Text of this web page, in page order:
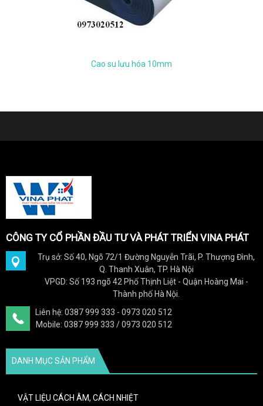
Cao su lưu hóa 10mm
CÔNG TY CỔ PHẦN ĐẦU TƯ VÀ PHÁT TRIỂN VINA PHÁT
Trụ sở: Số 40, Ngõ 72/1 Đường Nguyễn Trãi, P. Thượng Đình,
Q. Thanh Xuân, TP. Hà Nội
VPGD: Số 193 ngõ 42 Phố Thịnh Liệt - Quận Hoàng Mai -
Thành phố Hà Nội.
Liên hệ: 0387 999 333 - 0973 020 512
Mobile: 0387 999 333 / 0973 020 512
DANH MỤC SẢN PHẨM
VẬT LIỆU CÁCH ÂM, CÁCH NHIỆT